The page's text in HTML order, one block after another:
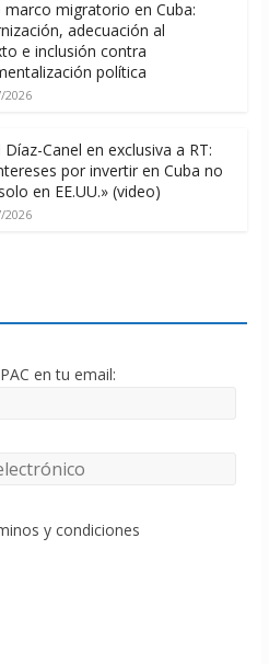
marco migratorio en Cuba:
adecuación al
e inclusión contra
política
2026
Díaz-Canel en exclusiva a RT:
por invertir en Cuba no
en EE.UU.» (video)
2026
en tu email:
y condiciones